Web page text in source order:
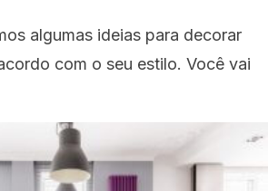
algumas ideias para decorar
com o seu estilo. Você vai